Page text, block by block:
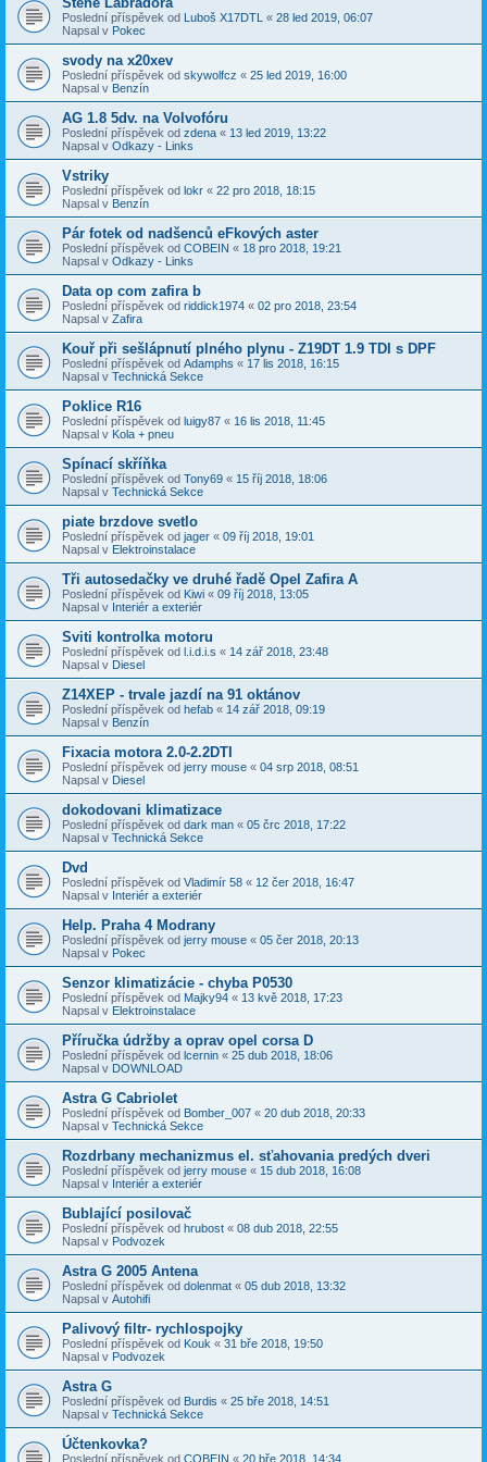
Poslední příspěvek od Luboš X17DTL « 28 led 2019, 06:07
Napsal v Pokec
svody na x20xev
Poslední příspěvek od skywolfcz « 25 led 2019, 16:00
Napsal v Benzín
AG 1.8 5dv. na Volvofóru
Poslední příspěvek od zdena « 13 led 2019, 13:22
Napsal v Odkazy - Links
Vstriky
Poslední příspěvek od lokr « 22 pro 2018, 18:15
Napsal v Benzín
Pár fotek od nadšenců eFkových aster
Poslední příspěvek od COBEIN « 18 pro 2018, 19:21
Napsal v Odkazy - Links
Data op com zafira b
Poslední příspěvek od riddick1974 « 02 pro 2018, 23:54
Napsal v Zafira
Kouř při sešlápnutí plného plynu - Z19DT 1.9 TDI s DPF
Poslední příspěvek od Adamphs « 17 lis 2018, 16:15
Napsal v Technická Sekce
Poklice R16
Poslední příspěvek od luigy87 « 16 lis 2018, 11:45
Napsal v Kola + pneu
Spínací skříňka
Poslední příspěvek od Tony69 « 15 říj 2018, 18:06
Napsal v Technická Sekce
piate brzdove svetlo
Poslední příspěvek od jager « 09 říj 2018, 19:01
Napsal v Elektroinstalace
Tři autosedačky ve druhé řadě Opel Zafira A
Poslední příspěvek od Kiwi « 09 říj 2018, 13:05
Napsal v Interiér a exteriér
Sviti kontrolka motoru
Poslední příspěvek od l.i.d.i.s « 14 zář 2018, 23:48
Napsal v Diesel
Z14XEP - trvale jazdí na 91 oktánov
Poslední příspěvek od hefab « 14 zář 2018, 09:19
Napsal v Benzín
Fixacia motora 2.0-2.2DTI
Poslední příspěvek od jerry mouse « 04 srp 2018, 08:51
Napsal v Diesel
dokodovani klimatizace
Poslední příspěvek od dark man « 05 črc 2018, 17:22
Napsal v Technická Sekce
Dvd
Poslední příspěvek od Vladimír 58 « 12 čer 2018, 16:47
Napsal v Interiér a exteriér
Help. Praha 4 Modrany
Poslední příspěvek od jerry mouse « 05 čer 2018, 20:13
Napsal v Pokec
Senzor klimatizácie - chyba P0530
Poslední příspěvek od Majky94 « 13 kvě 2018, 17:23
Napsal v Elektroinstalace
Příručka údržby a oprav opel corsa D
Poslední příspěvek od lcernin « 25 dub 2018, 18:06
Napsal v DOWNLOAD
Astra G Cabriolet
Poslední příspěvek od Bomber_007 « 20 dub 2018, 20:33
Napsal v Technická Sekce
Rozdrbany mechanizmus el. sťahovania predých dveri
Poslední příspěvek od jerry mouse « 15 dub 2018, 16:08
Napsal v Interiér a exteriér
Bublající posilovač
Poslední příspěvek od hrubost « 08 dub 2018, 22:55
Napsal v Podvozek
Astra G 2005 Antena
Poslední příspěvek od dolenmat « 05 dub 2018, 13:32
Napsal v Autohifi
Palivový filtr- rychlospojky
Poslední příspěvek od Kouk « 31 bře 2018, 19:50
Napsal v Podvozek
Astra G
Poslední příspěvek od Burdis « 25 bře 2018, 14:51
Napsal v Technická Sekce
Účtenkovka?
Poslední příspěvek od COBEIN « 20 bře 2018, 14:34